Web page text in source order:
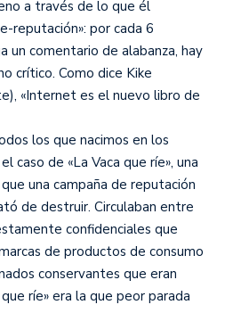
a través de lo que él
reputación»: por cada 6
un comentario de alabanza, hay
crítico. Como dice Kike
«Internet es el nuevo libro de
los que nacimos en los
caso de «La Vaca que ríe», una
una campaña de reputación
de destruir. Circulaban entre
confidenciales que
de productos de consumo
conservantes que eran
ríe» era la que peor parada